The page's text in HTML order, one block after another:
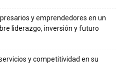
y emprendedores en un
liderazgo, inversión y futuro
y competitividad en su